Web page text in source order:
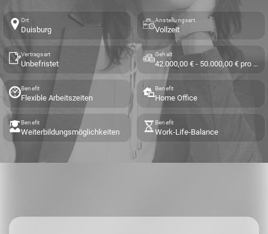
Ort
Duisburg
Anstellungsart
Vollzeit
Vertragsart
Unbefristet
Gehalt
42.000,00 € - 50.000,00 € pro Jahr
Benefit
Flexible Arbeitszeiten
Benefit
Home Office
Benefit
Weiterbildungsmöglichkeiten
Benefit
Work-Life-Balance